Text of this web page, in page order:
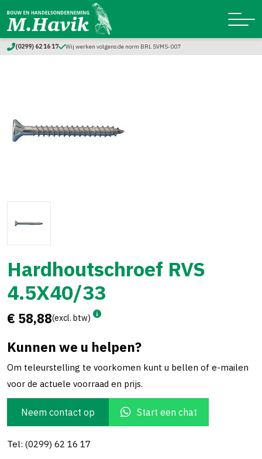
(0299) 62 16 17 Wij werken volgens de norm BRL SVMS-007
Hardhoutschroef RVS
4.5X40/33
€ 58,88(excl. btw)
Kunnen we u helpen?
Om teleurstelling te voorkomen kunt u bellen of e-mailen
voor de actuele voorraad en prijs.
Neem contact op Start een chat
Tel: (0299) 62 16 17